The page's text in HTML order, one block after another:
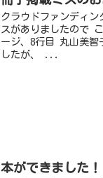
クラウドファンディ
スがありましたので
ージ、8行目 丸山美
したが、 ...
本ができました！